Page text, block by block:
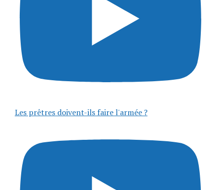
Les prêtres doivent-ils faire l'armée ?